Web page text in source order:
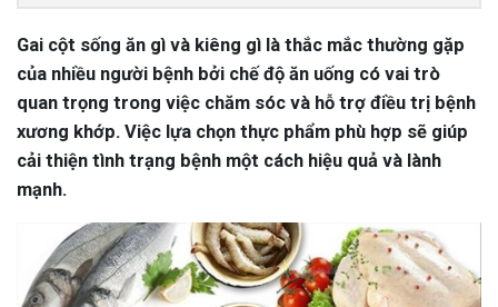
Gai cột sống ăn gì và kiêng gì là thắc mắc thường gặp
của nhiều người bệnh bởi chế độ ăn uống có vai trò
quan trọng trong việc chăm sóc và hỗ trợ điều trị bệnh
xương khớp. Việc lựa chọn thực phẩm phù hợp sẽ giúp
cải thiện tình trạng bệnh một cách hiệu quả và lành
mạnh.